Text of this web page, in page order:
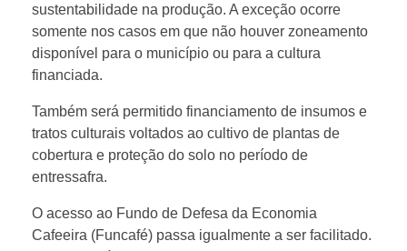
sustentabilidade na produção. A exceção ocorre
somente nos casos em que não houver zoneamento
disponível para o município ou para a cultura
financiada.
Também será permitido financiamento de insumos e
tratos culturais voltados ao cultivo de plantas de
cobertura e proteção do solo no período de
entressafra.
O acesso ao Fundo de Defesa da Economia
Cafeeira (Funcafé) passa igualmente a ser facilitado.